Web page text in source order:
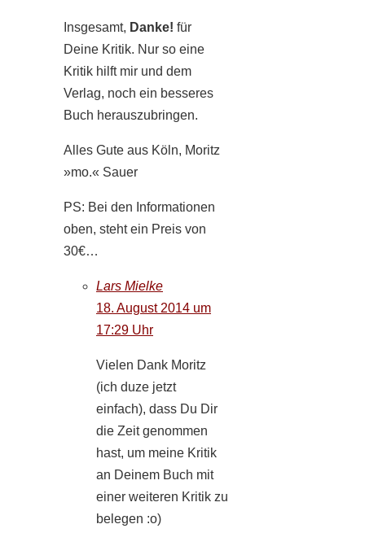
Insgesamt, Danke! für
Deine Kritik. Nur so eine
Kritik hilft mir und dem
Verlag, noch ein besseres
Buch herauszubringen.
Alles Gute aus Köln, Moritz
»mo.« Sauer
PS: Bei den Informationen
oben, steht ein Preis von
30€…
Lars Mielke
18. August 2014 um
17:29 Uhr
Vielen Dank Moritz
(ich duze jetzt
einfach), dass Du Dir
die Zeit genommen
hast, um meine Kritik
an Deinem Buch mit
einer weiteren Kritik zu
belegen :o)